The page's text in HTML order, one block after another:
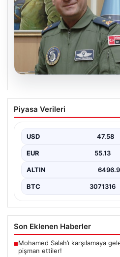
05.08.2026
Rafet Dalkıran
Kuvvetleri Komutanı
Piyasa Verileri
USD 47.58
EUR 55.13
ALTIN 6496.9
BTC 3071316
Son Eklenen Haberler
■Mohamed Salah’ı karşılamaya
pişman ettiler!